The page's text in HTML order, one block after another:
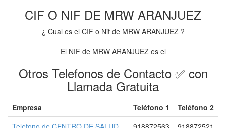
CIF O NIF DE MRW ARANJUEZ
¿ Cual es el CIF o Nif de MRW ARANJUEZ ?
El NIF de MRW ARANJUEZ es el
Otros Telefonos de Contacto ✅ con
Llamada Gratuita
Empresa Teléfono 1
Teléfono 2